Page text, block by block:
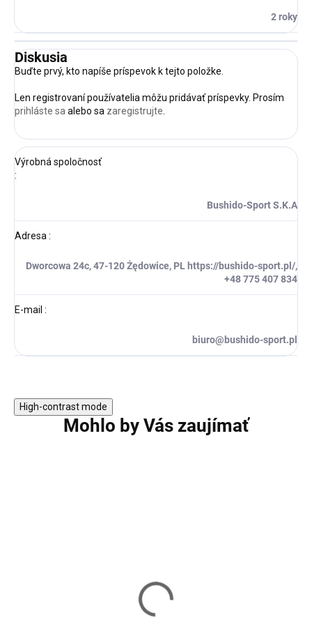
2 roky
Diskusia
Buďte prvý, kto napíše príspevok k tejto položke.
Len registrovaní používatelia môžu pridávať príspevky. Prosím
prihláste saalebo sa zaregistrujte.
Výrobná spoločnosť
:
Bushido-Sport S.K.A
Adresa:
Dworcowa 24c, 47-120 Żędowice, PL https://bushido-sport.pl/,
+48 775 407 834
E-mail :
biuro@bushido-sport.pl
High-contrast mode
Mohlo by Vás zaujímať